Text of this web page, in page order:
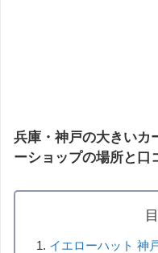
兵庫・神戸の大きいカ
ーショップの場所と口
イエローハット 神